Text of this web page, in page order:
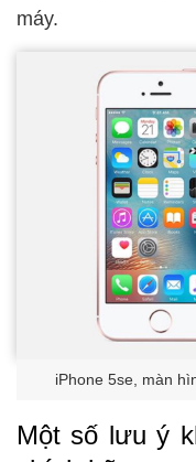
máy.
iPhone 5se, màn
Một số lưu ý